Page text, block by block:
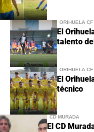
ORIHUELA CF
El
talento
ORIHUELA CF
El
técnico
CD MURADA
El CD